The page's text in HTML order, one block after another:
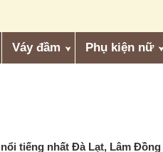
Váy đầm Phụ kiện nữ
tiếng nhất Đà Lạt, Lâm Đồng